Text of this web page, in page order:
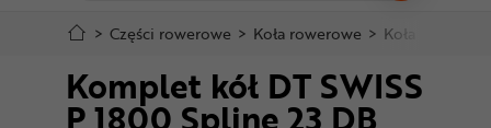
Szczegółowe informacje
Stopka
Odzież
Kaski
> Części rowerowe > Koła rowerowe > Koła
Komplet kół DT SWISS